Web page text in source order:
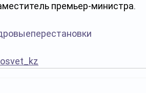
премьер-министра.